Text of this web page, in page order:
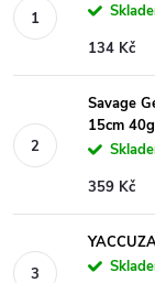
134 Kč
Savage
15cm 40g
359 Kč